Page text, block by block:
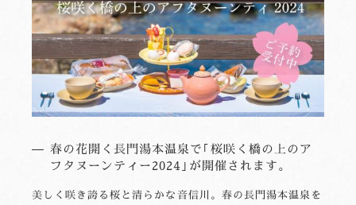
春の花開く長門湯本温泉で｢桜咲く橋の上のア
フタヌーンティー2024｣が開催されます。
美しく咲き誇る桜と清らかな音信川。春の長門湯本温泉を